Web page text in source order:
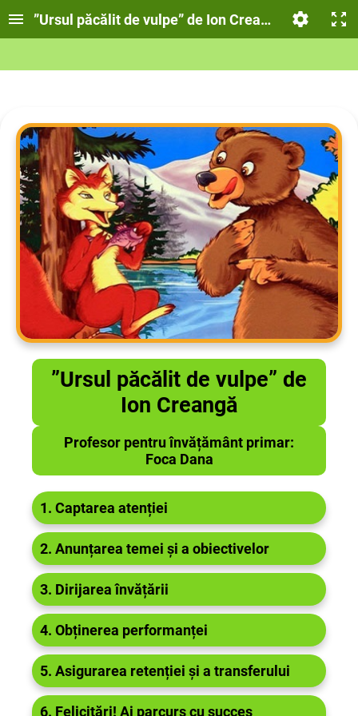
”Ursul păcălit de vulpe” de Ion Creangă - Lecție
”Ursul păcălit de vulpe” de
Ion Creangă
Profesor pentru învățământ primar:
Foca Dana
1. Captarea atenției
2. Anunțarea temei și a obiectivelor
3. Dirijarea învățării
4. Obținerea performanței
5. Asigurarea retenției și a transferului
6. Felicitări! Ai parcurs cu succes